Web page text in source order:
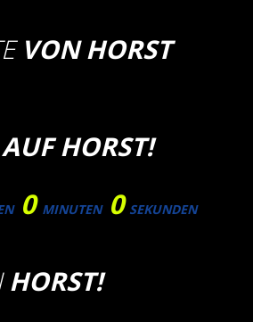
VON HORST
HORST!
0 MINUTEN 0 SEKUNDEN
HORST!